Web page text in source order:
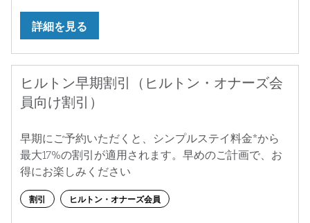
詳細を見る
ヒルトン早期割引（ヒルトン・オナーズ会
員向け割引）
早期にご予約いただくと、シンプルステイ料金*から
最大17%の割引が適用されます。早めのご計画で、お
得にお楽しみください
割引 ヒルトン・オナーズ会員